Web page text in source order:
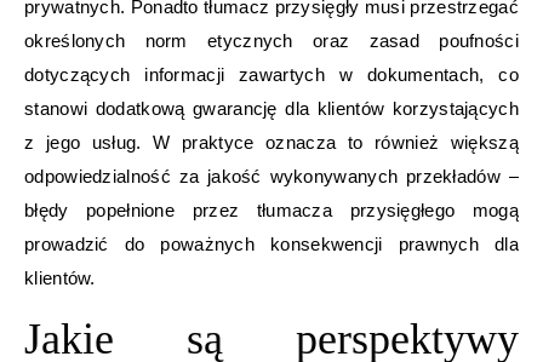
prywatnych. Ponadto tłumacz przysięgły musi przestrzegać
określonych norm etycznych oraz zasad poufności
dotyczących informacji zawartych w dokumentach, co
stanowi dodatkową gwarancję dla klientów korzystających
z jego usług. W praktyce oznacza to również większą
odpowiedzialność za jakość wykonywanych przekładów –
błędy popełnione przez tłumacza przysięgłego mogą
prowadzić do poważnych konsekwencji prawnych dla
klientów.
Jakie są perspektywy